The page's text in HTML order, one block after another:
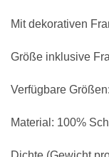
Mit dekorativen
Größe inklusive
Verfügbare
Material: 100%